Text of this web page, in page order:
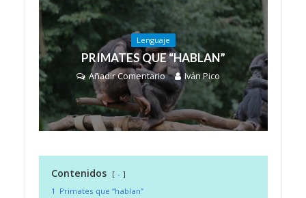
Lenguaje
PRIMATES QUE “HABLAN”
Añadir Comentario Iván Pico
Contenidos
-
1 Primates que “hablan”